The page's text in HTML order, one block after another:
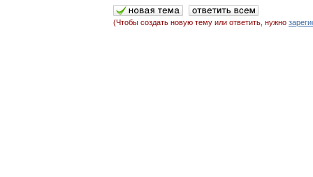
(Чтобы создать новую тему или ответить, нужно